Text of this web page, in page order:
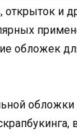
и
обложек
обложки